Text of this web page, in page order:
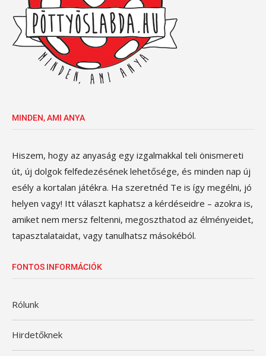
MINDEN, AMI ANYA
Hiszem, hogy az anyaság egy izgalmakkal teli önismereti
út, új dolgok felfedezésének lehetősége, és minden nap új
esély a kortalan játékra. Ha szeretnéd Te is így megélni, jó
helyen vagy! Itt választ kaphatsz a kérdéseidre – azokra is,
amiket nem mersz feltenni, megoszthatod az élményeidet,
tapasztalataidat, vagy tanulhatsz másokéból.
FONTOS INFORMÁCIÓK
Rólunk
Hirdetőknek